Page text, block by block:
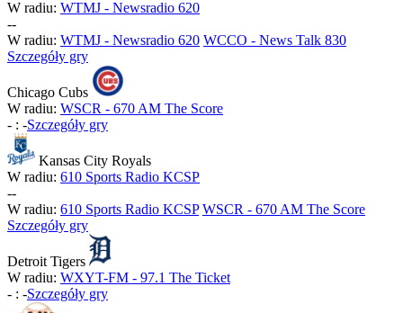
W radiu: WTMJ - Newsradio 620
--
W radiu: WTMJ - Newsradio 620 WCCO - News Talk 830
Szczegóły gry
Chicago Cubs
W radiu: WSCR - 670 AM The Score
- : -Szczegóły gry
Kansas City Royals
W radiu: 610 Sports Radio KCSP
--
W radiu: 610 Sports Radio KCSP WSCR - 670 AM The Score
Szczegóły gry
Detroit Tigers
W radiu: WXYT-FM - 97.1 The Ticket
- : -Szczegóły gry